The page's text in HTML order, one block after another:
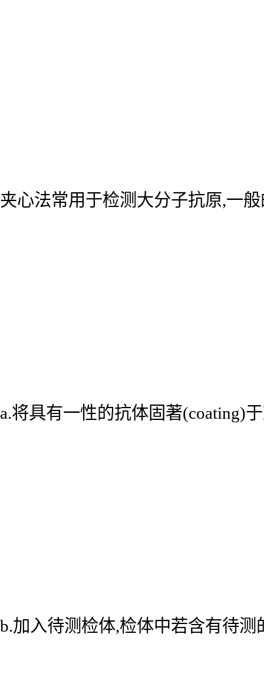
夹心法常用于检测大分子抗原,一
a.将具有一性的抗体固著(coating)
b.加入待测检体,检体中若含有待